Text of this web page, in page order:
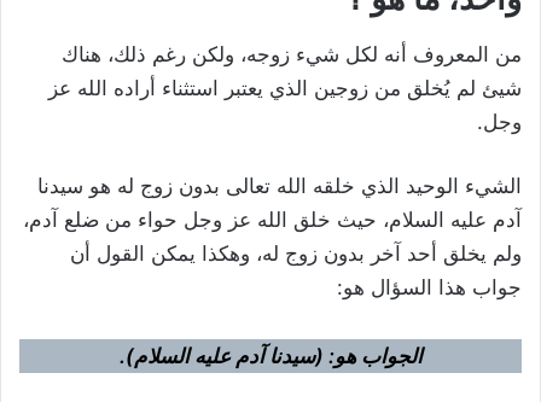
من المعروف أنه لكل شيء زوجه، ولكن رغم ذلك، هناك
شيئ لم يُخلق من زوجين الذي يعتبر استثناء أراده الله عز
وجل.
الشيء الوحيد الذي خلقه الله تعالى بدون زوج له هو سيدنا
آدم عليه السلام، حيث خلق الله عز وجل حواء من ضلع آدم،
ولم يخلق أحد آخر بدون زوج له، وهكذا يمكن القول أن
جواب هذا السؤال هو:
الجواب هو: (سيدنا آدم عليه السلام).